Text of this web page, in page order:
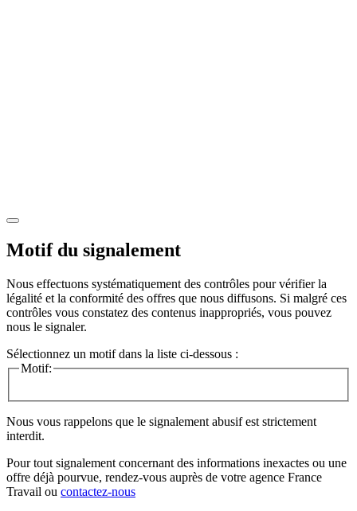
Motif du signalement
Nous effectuons systématiquement des contrôles pour vérifier la
légalité et la conformité des offres que nous diffusons. Si malgré ces
contrôles vous constatez des contenus inappropriés, vous pouvez
nous le signaler.
Sélectionnez un motif dans la liste ci-dessous :
Motif:
Nous vous rappelons que le signalement abusif est strictement
interdit.
Pour tout signalement concernant des informations inexactes ou une
offre déjà pourvue, rendez-vous auprès de votre agence France
Travail ou contactez-nous